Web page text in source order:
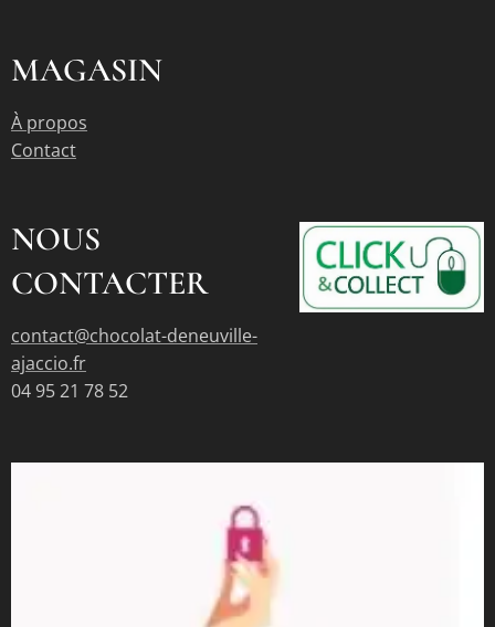
MAGASIN
À propos
Contact
NOUS
CONTACTER
contact@chocolat-deneuville-
ajaccio.fr
04 95 21 78 52